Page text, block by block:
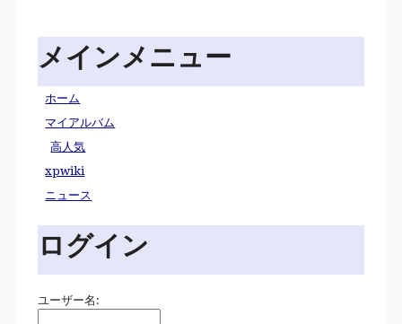
メインメニュー
ホーム
マイアルバム
高人気
xpwiki
ニュース
ログイン
ユーザー名: